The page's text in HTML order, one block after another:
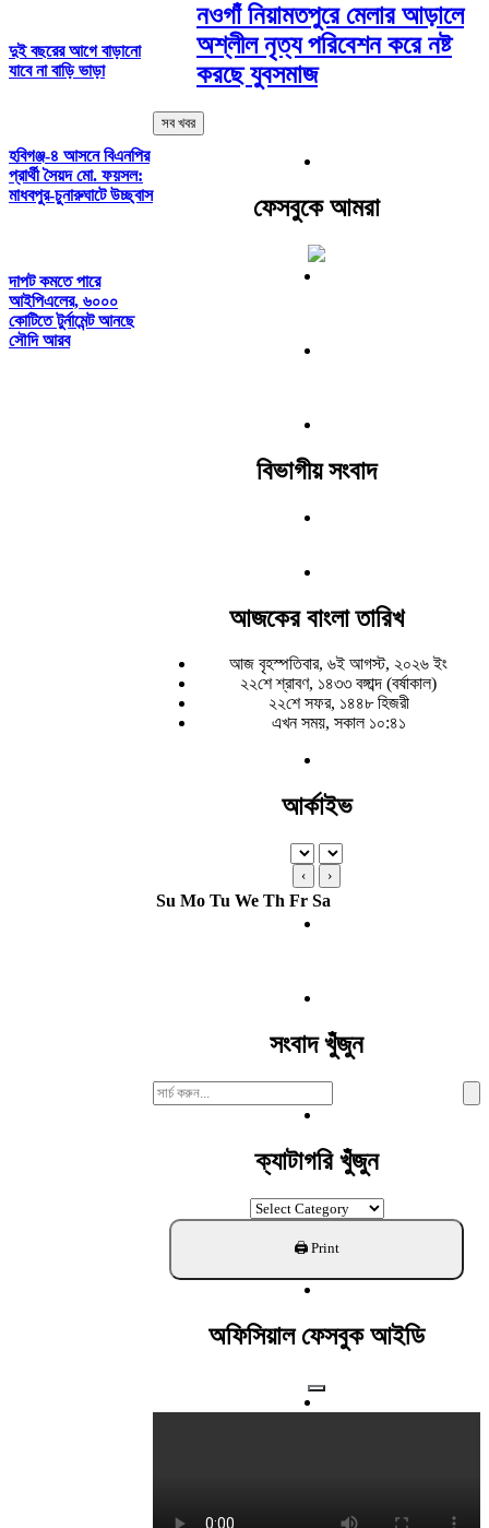
দুই বছরের আগে বাড়ানো
যাবে না বাড়ি ভাড়া
হবিগঞ্জ-৪ আসনে বিএনপির
প্রার্থী সৈয়দ মো. ফয়সল:
মাধবপুর-চুনারুঘাটে উচ্ছ্বাস
দাপট কমতে পারে
আইপিএলের, ৬০০০
কোটিতে টুর্নামেন্ট আনছে
সৌদি আরব
নওগাঁ নিয়ামতপুরে মেলার আড়ালে
অশ্লীল নৃত্য পরিবেশন করে নষ্ট
করছে যুবসমাজ
সব খবর
ফেসবুকে আমরা
বিভাগীয় সংবাদ
আজকের বাংলা তারিখ
আজ বৃহস্পতিবার, ৬ই আগস্ট, ২০২৬ ইং
২২শে শ্রাবণ, ১৪৩৩ বঙ্গাব্দ (বর্ষাকাল)
২২শে সফর, ১৪৪৮ হিজরী
এখন সময়, সকাল ১০:৪১
আর্কাইভ
‹ ›
Su Mo Tu We Th Fr Sa
সংবাদ খুঁজুন
Search
For:
ক্যাটাগরি খুঁজুন
ক্যাটাগরি
খুঁজুন
অফিসিয়াল ফেসবুক আইডি